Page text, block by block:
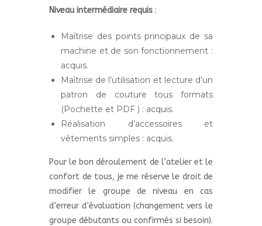
Niveau intermédiaire requis :
Maîtrise des points principaux de sa
machine et de son fonctionnement :
acquis.
Maîtrise de l’utilisation et lecture d’un
patron de couture tous formats
(Pochette et PDF ) : acquis.
Réalisation d’accessoires et
vêtements simples : acquis.
Pour le bon déroulement de l’atelier et le
confort de tous, je me réserve le droit de
modifier le groupe de niveau en cas
d’erreur d’évaluation (changement vers le
groupe débutants ou confirmés si besoin).